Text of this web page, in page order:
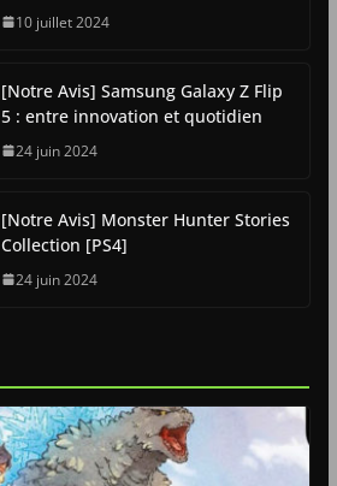
10 juillet 2024
[Notre Avis] Samsung Galaxy Z Flip
5 : entre innovation et quotidien
24 juin 2024
[Notre Avis] Monster Hunter Stories
Collection [PS4]
24 juin 2024